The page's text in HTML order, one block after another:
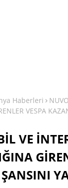
Haberleri
VESPA
VE